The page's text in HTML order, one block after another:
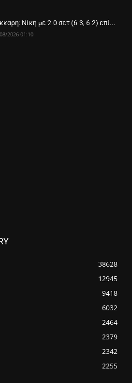
Νίκη με 2-0 σετ (6-3, 6-2) επί...
2026 01:10
38628
12945
9418
6032
2464
2379
2342
2255